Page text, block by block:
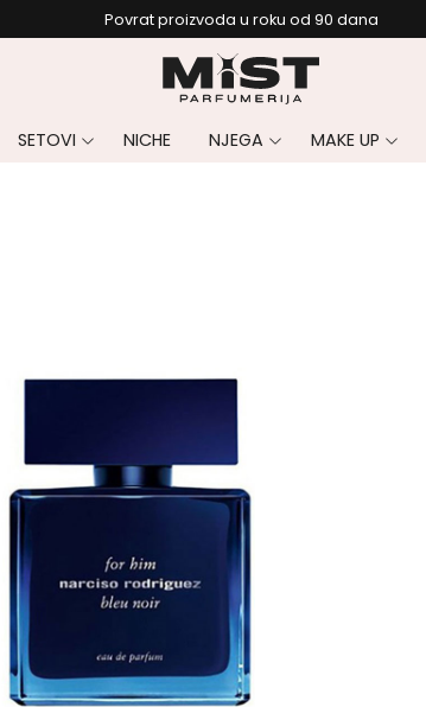
Povrat proizvoda u roku od 90 dana
SETOVI NICHE NJEGA MAKE UP